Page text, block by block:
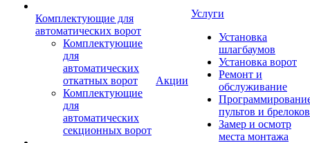
Комплектующие для
автоматических ворот
Комплектующие
для
автоматических
откатных ворот
Комплектующие
для
автоматических
секционных ворот
Акции
Услуги
Установка
шлагбаумов
Установка ворот
Ремонт и
обслуживание
пультов и брелоков
Замер и осмотр
места монтажа